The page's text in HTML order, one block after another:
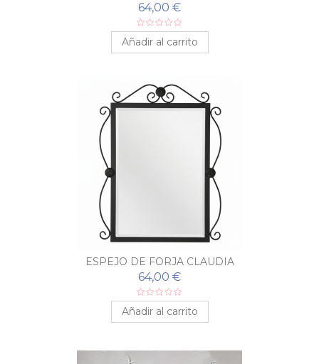
64,00 €
Añadir al carrito
ESPEJO DE FORJA CLAUDIA
64,00 €
Añadir al carrito